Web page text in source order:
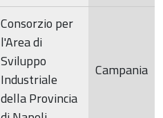
Consorzio per
l'Area di
Sviluppo
Industriale
della Provincia
Campania